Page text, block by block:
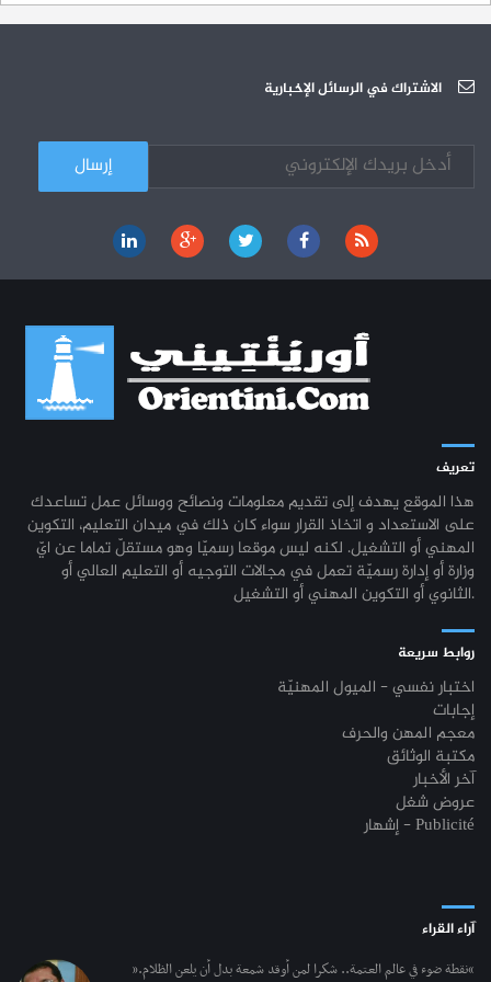
03-10 الجامعة العربية للعلوم : دورة تكوينية
الاشتراك في الرسائل الإخبارية
تعريف
هذا الموقع يهدف إلى تقديم معلومات ونصائح ووسائل عمل تساعدك
على الاستعداد و اتخاذ القرار سواء كان ذلك في ميدان التعليم، التكوين
المهني أو التشغيل. لكنه ليس موقعا رسميّا وهو مستقلّ تماما عن ايّ
وزارة أو إدارة رسميّة تعمل في مجالات التوجيه أو التعليم العالي أو
الثانوي أو التكوين المهني أو التشغيل.
روابط سريعة
اختبار نفسي - الميول المهنيّة
إجابات
معجم المهن والحرف
مكتبة الوثائق
آخر الأخبار
عروض شغل
إشهار - Publicité
آراء القراء
“نقطة ضوء في عالم العتمة.. شكرا لمن أوقد شمعة بدل أن يلعن الظلام.”